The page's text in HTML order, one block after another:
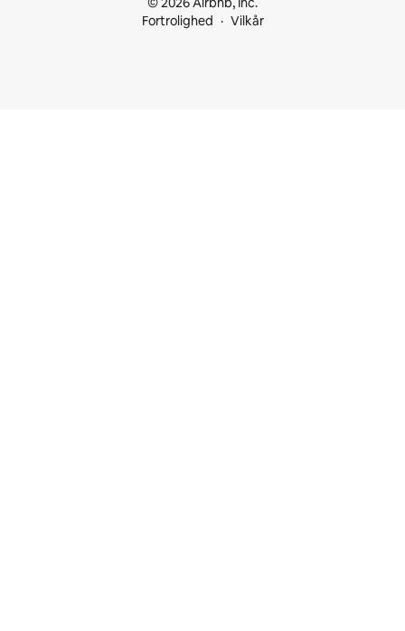
Fortrolighed
Vilkår